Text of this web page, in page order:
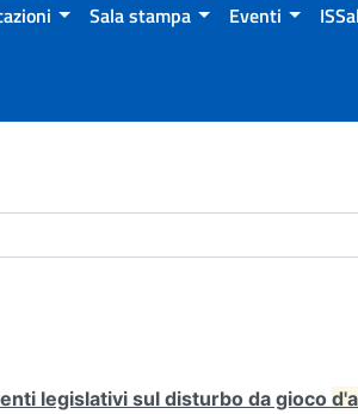
Sala stampa Eventi
legislativi sul disturbo da gioco